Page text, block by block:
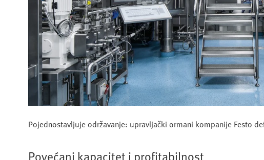
Pojednostavljuje održavanje: upravljački ormani kompanije Festo
Povećani kapacitet i profitabilnost